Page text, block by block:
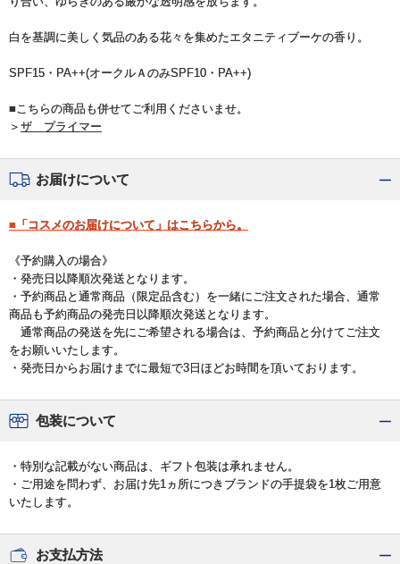
白を基調に美しく気品のある花々を集めたエタニティブーケの香り。
SPF15・PA++(オークルＡのみSPF10・PA++)
■こちらの商品も併せてご利用くださいませ。
＞ ザ プライマー
お届けについて
■「コスメのお届けについて」はこちらから。
《予約購入の場合》
・発売日以降順次発送となります。
・予約商品と通常商品（限定品含む）を一緒にご注文された場合、通常
商品も予約商品の発売日以降順次発送となります。
通常商品の発送を先にご希望される場合は、予約商品と分けてご注文
をお願いいたします。
・発売日からお届けまでに最短で3日ほどお時間を頂いております。
包装について
・特別な記載がない商品は、ギフト包装は承れません。
・ご用途を問わず、お届け先1ヵ所につきブランドの手提袋を1枚ご用意
いたします。
お支払方法